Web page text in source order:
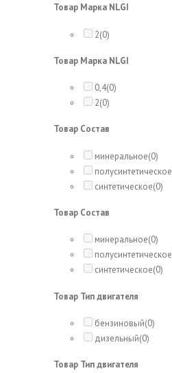
Товар Марка NLGI
2(0)
Товар Марка NLGI
0,4(0)
2(0)
Товар Состав
минеральное(0)
полусинтетическое
синтетическое(0)
Товар Состав
минеральное(0)
полусинтетическое
синтетическое(0)
Товар Тип двигателя
бензиновый(0)
дизельный(0)
Товар Тип двигателя